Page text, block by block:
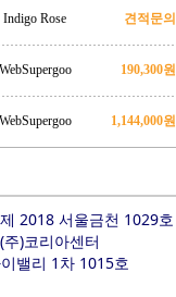
Indigo Rose 견적문의
WebSupergoo 190,300원
WebSupergoo 1,144,000원
제 2018 서울금천 1029호
)코리아센터
밸리 1차 1015호